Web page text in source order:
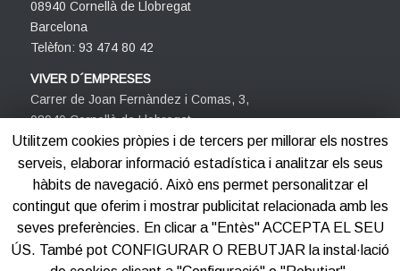
08940 Cornellà de Llobregat
Barcelona
Telèfon: 93 474 80 42
VIVER D´EMPRESES
Carrer de Joan Fernàndez i Comas, 3,
08940 Cornellà de Llobregat
Barcelona
Telèfon: 93 474 80 42
Utilitzem cookies pròpies i de tercers per millorar els nostres
serveis, elaborar informació estadística i analitzar els seus
hàbits de navegació. Això ens permet personalitzar el
contingut que oferim i mostrar publicitat relacionada amb les
seves preferències. En clicar a "Entès" ACCEPTA EL SEU
ÚS. També pot CONFIGURAR O REBUTJAR la instal·lació